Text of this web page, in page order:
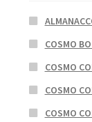
COSMO
COSMO
COSMO
COSMO